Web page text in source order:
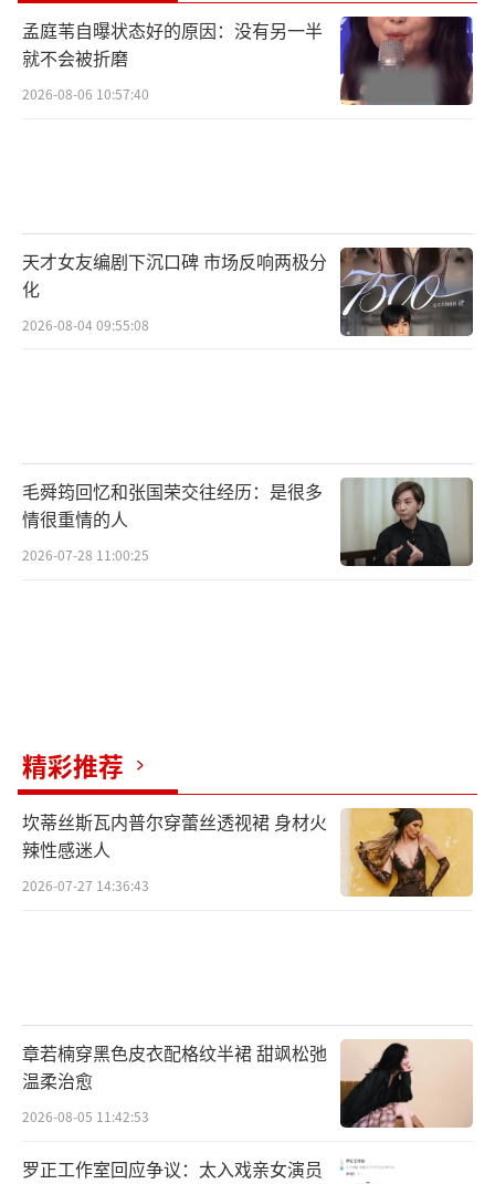
孟庭苇自曝状态好的原因：没有另一半
就不会被折磨
2026-08-06 10:57:40
天才女友编剧下沉口碑 市场反响两极分
化
2026-08-04 09:55:08
毛舜筠回忆和张国荣交往经历：是很多
情很重情的人
2026-07-28 11:00:25
精彩推荐
坎蒂丝斯瓦内普尔穿蕾丝透视裙 身材火
辣性感迷人
2026-07-27 14:36:43
章若楠穿黑色皮衣配格纹半裙 甜飒松弛
温柔治愈
2026-08-05 11:42:53
罗正工作室回应争议：太入戏亲女演员